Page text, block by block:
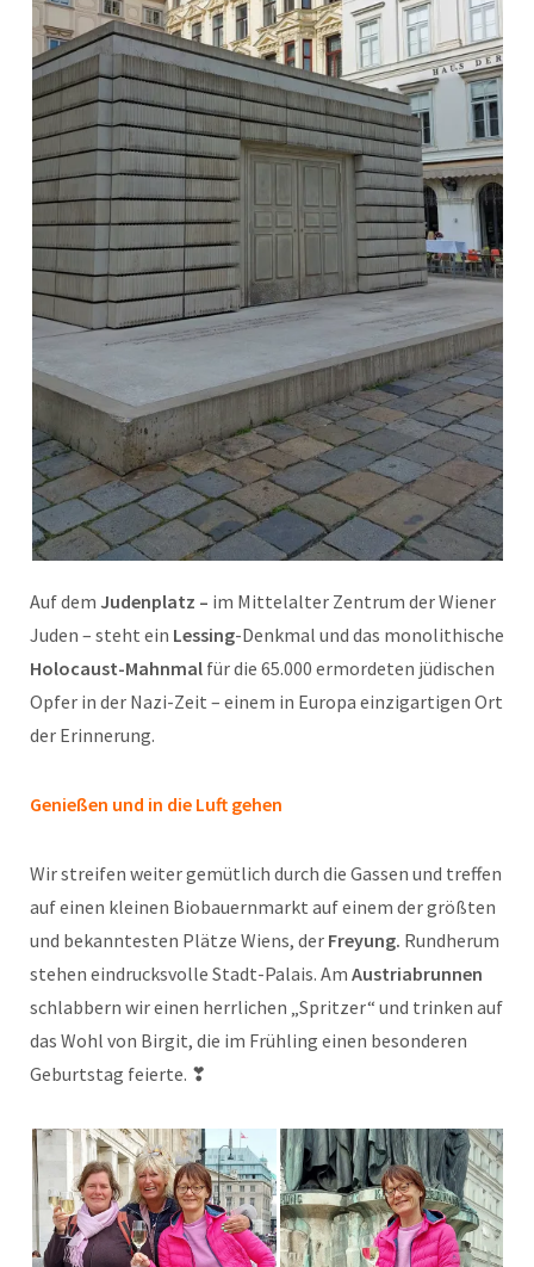
Auf dem Judenplatz – im Mittelalter Zentrum der Wiener
Juden – steht ein Lessing-Denkmal und das monolithische
Holocaust-Mahnmal für die 65.000 ermordeten jüdischen
Opfer in der Nazi-Zeit – einem in Europa einzigartigen Ort
der Erinnerung.
Genießen und in die Luft gehen
Wir streifen weiter gemütlich durch die Gassen und treffen
auf einen kleinen Biobauernmarkt auf einem der größten
und bekanntesten Plätze Wiens, der Freyung. Rundherum
stehen eindrucksvolle Stadt-Palais. Am Austriabrunnen
schlabbern wir einen herrlichen „Spritzer“ und trinken auf
das Wohl von Birgit, die im Frühling einen besonderen
Geburtstag feierte. ❣